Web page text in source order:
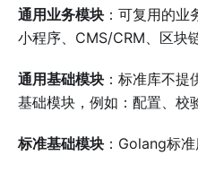
通用业务模块 ：可复用的
小程序、CMS/CRM、区块
通用基础模块 ：标准库不
基础模块，例如：配置、校
标准基础模块 ：Golang标准